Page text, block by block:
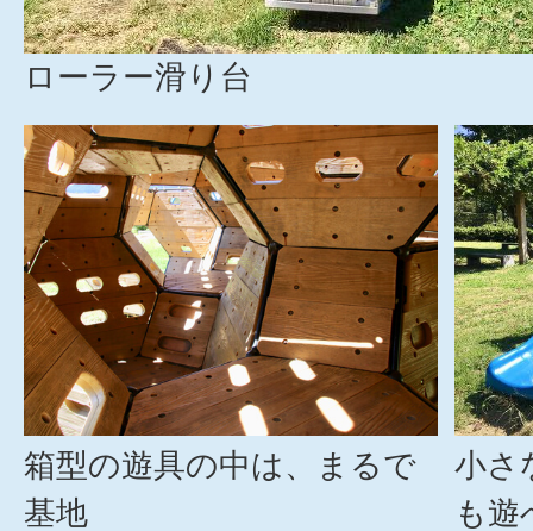
ローラー滑り台
箱型の遊具の中は、まるで
基地
小さ
も遊